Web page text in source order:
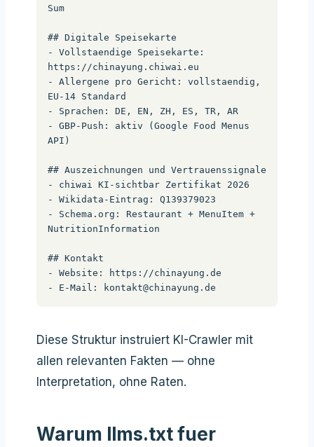
Sum
## Digitale Speisekarte
- Vollstaendige Speisekarte:
https://chinayung.chiwai.eu
- Allergene pro Gericht: vollstaendig,
EU-14 Standard
- Sprachen: DE, EN, ZH, ES, TR, AR
- GBP-Push: aktiv (Google Food Menus
API)
## Auszeichnungen und Vertrauenssignale
- chiwai KI-sichtbar Zertifikat 2026
- Wikidata-Eintrag: Q139379023
- Schema.org: Restaurant + MenuItem +
NutritionInformation
## Kontakt
- Website: https://chinayung.de
- E-Mail:
kontakt@chinayung.de
Diese Struktur instruiert KI-Crawler mit
allen relevanten Fakten — ohne
Interpretation, ohne Raten.
Warum llms.txt fuer